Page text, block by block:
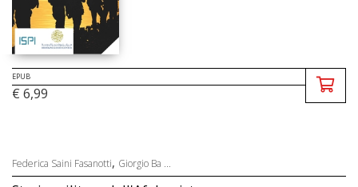
EPUB
€ 6,99
Federica Saini Fasanotti, Giorgio Ba ...